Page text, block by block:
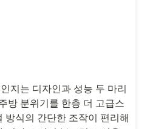
지는 디자인과 성능 두 마리
방 분위기를 한층 더 고급스
방식의 간단한 조작이 편리해